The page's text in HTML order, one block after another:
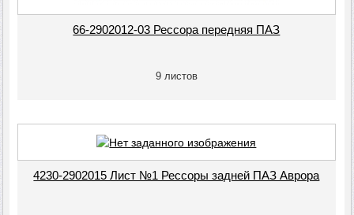
66-2902012-03 Рессора передняя ПАЗ
9 листов
4230-2902015 Лист №1 Рессоры задней ПАЗ Аврора